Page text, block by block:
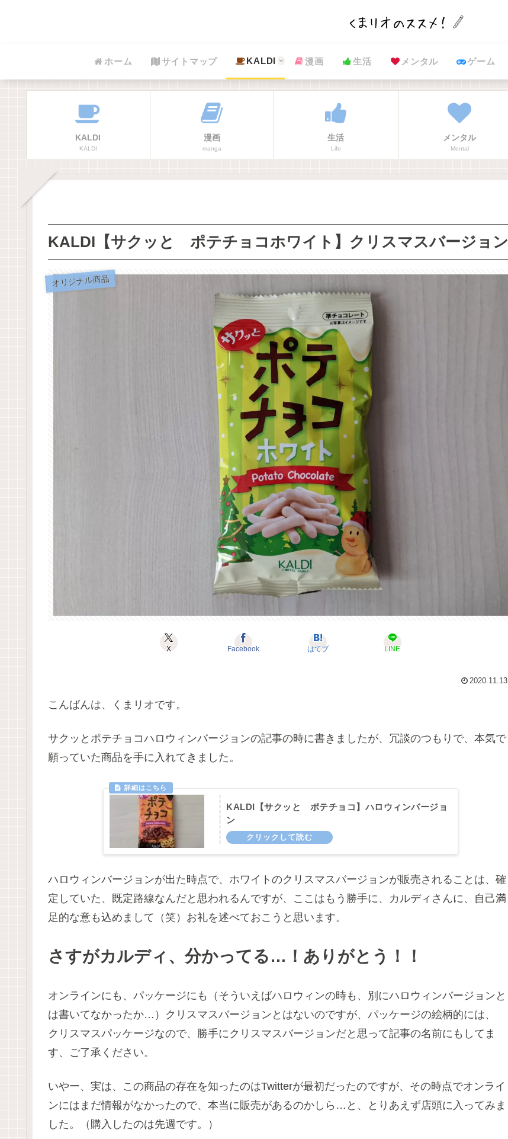
ホーム サイトマップ KALDI 漫画 生活 メンタル ゲーム
KALDI
KALDI
漫画
manga
生活
Life
メンタル
Mental
KALDI【サクッと ポテチョコホワイト】クリスマスバージョン
オリジナル商品
X Facebook はてブ LINE
2020.11.13
こんばんは、くまリオです。
サクッとポテチョコハロウィンバージョンの記事の時に書きましたが、冗談のつもりで、本気で
願っていた商品を手に入れてきました。
KALDI【サクッと ポテチョコ】ハロウィンバージョ
ン
ハロウィンバージョンが出た時点で、ホワイトのクリスマスバージョンが販売されることは、確
定していた、既定路線なんだと思われるんですが、ここはもう勝手に、カルディさんに、自己満
足的な意も込めまして（笑）お礼を述べておこうと思います。
さすがカルディ、分かってる…！ありがとう！！
オンラインにも、パッケージにも（そういえばハロウィンの時も、別にハロウィンバージョンと
は書いてなかったか…）クリスマスバージョンとはないのですが、パッケージの絵柄的には、
クリスマスパッケージなので、勝手にクリスマスバージョンだと思って記事の名前にもしてま
す、ご了承ください。
いやー、実は、この商品の存在を知ったのはTwitterが最初だったのですが、その時点でオンライ
ンにはまだ情報がなかったので、本当に販売があるのかしら…と、とりあえず店頭に入ってみま
した。（購入したのは先週です。）